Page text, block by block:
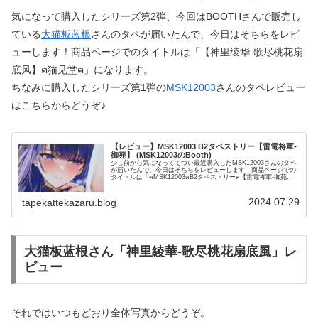
気になって購入したシリーズ第2弾、今回はBOOTHさんで販売し
ている大猫板蓝根さんのタペが届いたんで、今日はそちらをレビ
ューします！商品ページでのタイトルは「【神里绫华-歌尽桃花扇
底风】ฅ猫见堂ฅ」になります。
ちなみに購入したシリーズ第1弾のMSK12003さんのタペレビュー
はこちらからどうぞ♪
【レビュー】MSK12003 B2タペストリー【雷電将軍-
御苑】 (MSK12003のBooth)
少し前から気になっててつい最近購入したMSK12003さんのタペ
が届いたんで、今日はそちらをレビューします！商品ページでの
タイトルは「ฅMSK12003ฅB2タペストリーฅ【雷電将軍-御苑】ฅ
tapekattekazaru.blog 2024.07.29
大猫板蓝根さん「神里綾華-歌尽桃花扇底風」レ
ビュー
それではいつもどおり全体写真からどうぞ。